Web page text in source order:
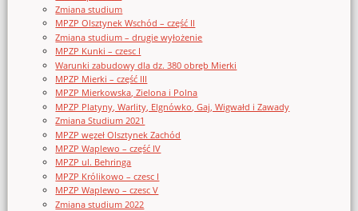
Zmiana studium
MPZP Olsztynek Wschód – część II
Zmiana studium – drugie wyłożenie
MPZP Kunki – czesc I
Warunki zabudowy dla dz. 380 obręb Mierki
MPZP Mierki – część III
MPZP Mierkowska, Zielona i Polna
MPZP Platyny, Warlity, Elgnówko, Gaj, Wigwałd i Zawady
Zmiana Studium 2021
MPZP węzeł Olsztynek Zachód
MPZP Waplewo – część IV
MPZP ul. Behringa
MPZP Królikowo – czesc I
MPZP Waplewo – czesc V
Zmiana studium 2022